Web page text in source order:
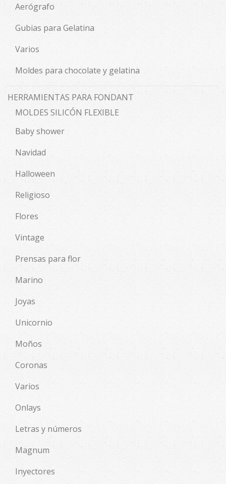
Aerógrafo
Gubias para Gelatina
Varios
Moldes para chocolate y gelatina
HERRAMIENTAS PARA FONDANT
MOLDES SILICÓN FLEXIBLE
Baby shower
Navidad
Halloween
Religioso
Flores
Vintage
Prensas para flor
Marino
Joyas
Unicornio
Moños
Coronas
Varios
Onlays
Letras y números
Magnum
Inyectores